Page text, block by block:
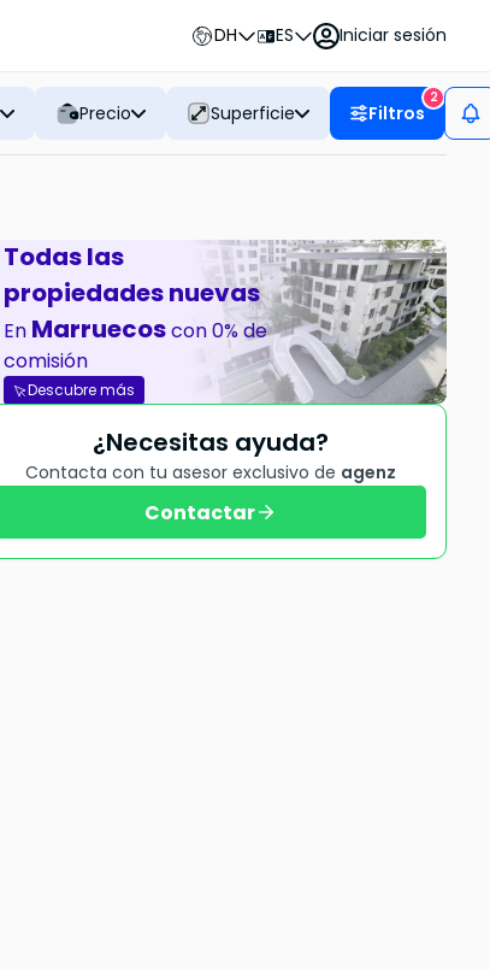
DH ES Iniciar sesión
Precio Superficie Filtros
2
Todas las
propiedades nuevas
En Marruecoscon 0% de
comisión
Descubre más
¿Necesitas ayuda?
Contacta con tu asesor exclusivo de agenz
Contactar